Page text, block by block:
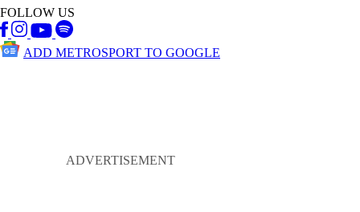
FOLLOW US
ADD METROSPORT TO GOOGLE